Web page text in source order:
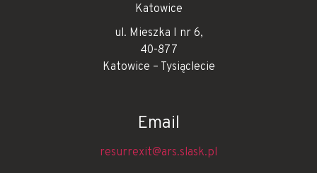
Katowice
ul. Mieszka I nr 6,
40-877
Katowice – Tysiąclecie
Email
resurrexit@ars.slask.pl